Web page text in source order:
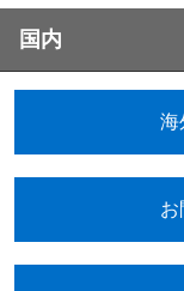
国内
海
お